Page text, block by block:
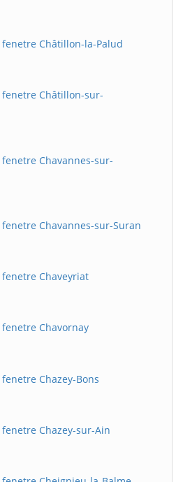
Châtillon-la-Palud
Châtillon-sur-
Chavannes-sur-
Chavannes-sur-Suran
Chaveyriat
Chavornay
Chazey-Bons
Chazey-sur-Ain